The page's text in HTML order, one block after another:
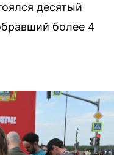
десятый
более 4